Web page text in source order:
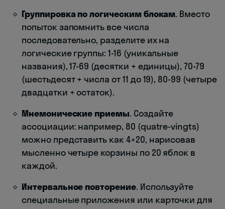
Группировка по логическим блокам. Вместо
попыток запомнить все числа
последовательно, разделите их на
логические группы: 1-16 (уникальные
названия), 17-69 (десятки + единицы), 70-79
(шестьдесят + числа от 11 до 19), 80-99 (четыре
двадцатки + остаток).
Мнемонические приемы. Создайте
ассоциации: например, 80 (quatre-vingts)
можно представить как 4×20, нарисовав
мысленно четыре корзины по 20 яблок в
каждой.
Интервальное повторение. Используйте
специальные приложения или карточки для